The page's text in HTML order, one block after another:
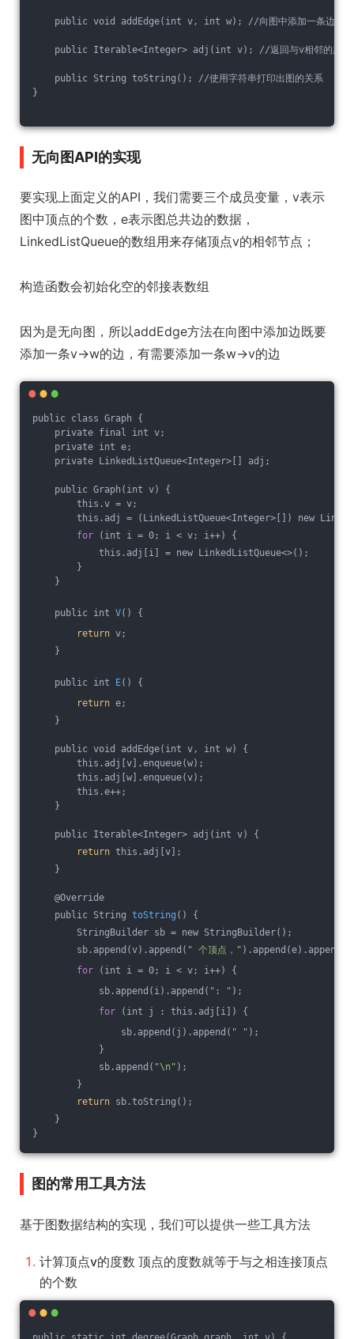
public void addEdge(int v, int w); //向图中添加一条边 v-
public Iterable<Integer> adj(int v); //返回与v相邻的所有
public String toString(); //使用字符串打印出图的关系
}
无向图API的实现
要实现上面定义的API，我们需要三个成员变量，v表示
图中顶点的个数，e表示图总共边的数据，
LinkedListQueue的数组用来存储顶点v的相邻节点；
构造函数会初始化空的邻接表数组
因为是无向图，所以addEdge方法在向图中添加边既要
添加一条v->w的边，有需要添加一条w->v的边
public class Graph {
private final int v;
private int e;
private LinkedListQueue<Integer>[] adj;
public Graph(int v) {
this.v = v;
this.adj = (LinkedListQueue<Integer>[]) new
for (int i = 0; i < v; i++) {
this.adj[i] = new LinkedListQueue<>();
}
}
public int V() {
return v;
}
public int E() {
return e;
}
public void addEdge(int v, int w) {
this.adj[v].enqueue(w);
this.adj[w].enqueue(v);
this.e++;
}
public Iterable<Integer> adj(int v) {
return this.adj[v];
}
@Override
public String toString () {
StringBuilder sb = new StringBuilder();
sb.append(v).append( " 个顶点，" ).append(e).append(
for (int i = 0; i < v; i++) {
sb.append(i).append( ": " );
for (int j : this.adj[i]) {
sb.append(j).append( " " );
}
sb.append( "\n" );
}
return sb.toString();
}
}
图的常用工具方法
基于图数据结构的实现，我们可以提供一些工具方法
计算顶点v的度数 顶点的度数就等于与之相连接顶点
的个数